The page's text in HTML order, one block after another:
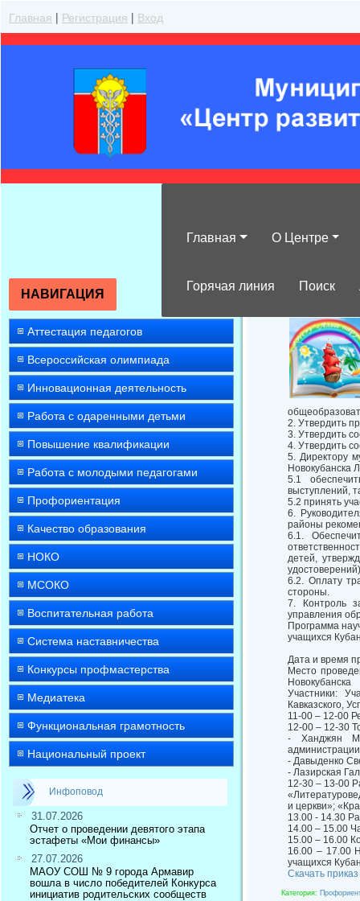
Главная | Регистрация | Вход
Главная О Центре
Горячая линия Поиск
НАВИГАЦИЯ
Аттестация педагогов
Всероссийская олимпиада
Инновационная деятельность
Работа с одаренными детьми
Повышение квалификации
Работа с молодыми педагогами
Профориентация
Качество образования
НОКО
МСОКО
Воспитательная работа
Система наставничества
Конкурсы профмастерства
Медиатека
Функциональная грамотность
Национальный проект
Инфоповод
31.07.2026
Отчет о проведении девятого этапа
эстафеты «Мои финансы»
27.07.2026
МАОУ СОШ № 9 города Армавир
вошла в число победителей Конкурса
инициатив родительских сообществ
2. Утвердить
3. Утвердить
4. Утвердить
5. Директору
Новокубанска
5.1
выступлений,
5.2 принять
6.
районы
6.1.
детей,
6.2. Оплату
стороны.
7. Контроль
управления
Программа
учащихся
Дата и время
Место
Новокубанска
Участники:
Кавказского,
11-00 – 12-00
12-00 – 12-30
- Ханджян
- Давыденко
- Лазирская
12-30 – 13-00
и церкви»;
13.00 - 14.30
14.00 – 15.00
15.00 – 16.00
16.00 – 17.00
учащихся
Скачать приказ
Категория: